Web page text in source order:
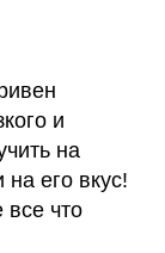
и
на
его вкус!
все что